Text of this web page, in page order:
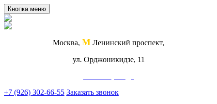
Кнопка меню
Москва, М Ленинский проспект,
ул. Орджоникидзе, 11
+7 (926) 302-66-55 Заказать звонок